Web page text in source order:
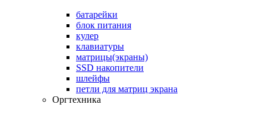
батарейки
блок питания
кулер
клавиатуры
матрицы(экраны)
SSD накопители
шлейфы
петли для матриц экрана
Оргтехника